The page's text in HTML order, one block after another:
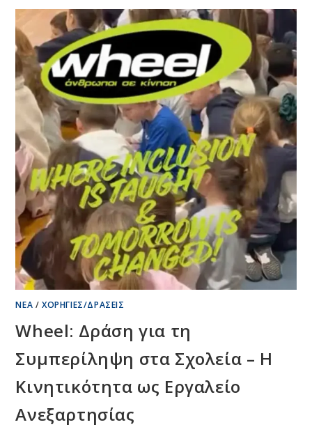
ΤΟ
ΧΡΙΣΤΟΥΓΕΝΝΙΆΤΙΚΟ
BAZAAR
ΤΗΣ
ΝΈΑ /ΧΟΡΗΓΊΕΣ/ΔΡΆΣΕΙΣ
Wheel: Δράση για τη
Συμπερίληψη στα Σχολεία – Η
Κινητικότητα ως Εργαλείο
Ανεξαρτησίας